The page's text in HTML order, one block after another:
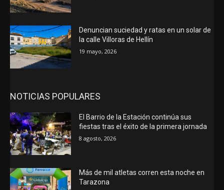
Denuncian suciedad y ratas en un solar de
la calle Villoras de Hellín
19 mayo, 2026
NOTICIAS POPULARES
El Barrio de la Estación continúa sus
fiestas tras el éxito de la primera jornada
8 agosto, 2026
Más de mil atletas corren esta noche en
Tarazona